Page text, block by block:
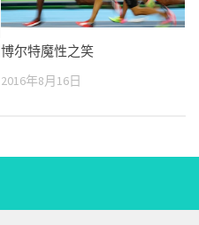
博尔特魔性之笑
2016年8月16日